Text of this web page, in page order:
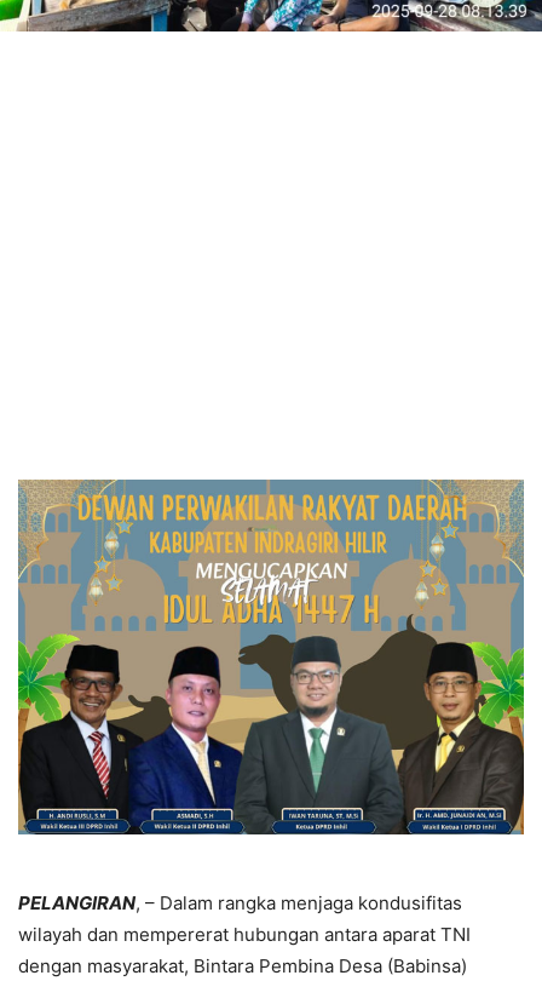
PELANGIRAN, – Dalam rangka menjaga kondusifitas
wilayah dan mempererat hubungan antara aparat TNI
dengan masyarakat, Bintara Pembina Desa (Babinsa)